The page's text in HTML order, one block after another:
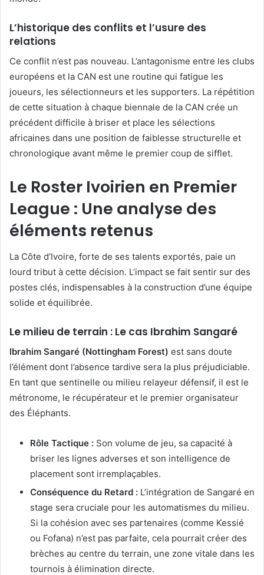
L’historique des conflits et l’usure des
relations
Ce conflit n’est pas nouveau. L’antagonisme entre les clubs
européens et la CAN est une routine qui fatigue les
joueurs, les sélectionneurs et les supporters. La répétition
de cette situation à chaque biennale de la CAN crée un
précédent difficile à briser et place les sélections
africaines dans une position de faiblesse structurelle et
chronologique avant même le premier coup de sifflet.
Le Roster Ivoirien en Premier
League : Une analyse des
éléments retenus
La Côte d’Ivoire, forte de ses talents exportés, paie un
lourd tribut à cette décision. L’impact se fait sentir sur des
postes clés, indispensables à la construction d’une équipe
solide et équilibrée.
Le milieu de terrain : Le cas Ibrahim Sangaré
Ibrahim Sangaré (Nottingham Forest) est sans doute
l’élément dont l’absence tardive sera la plus préjudiciable.
En tant que sentinelle ou milieu relayeur défensif, il est le
métronome, le récupérateur et le premier organisateur
des Éléphants.
Rôle Tactique : Son volume de jeu, sa capacité à
briser les lignes adverses et son intelligence de
placement sont irremplaçables.
Conséquence du Retard : L’intégration de Sangaré en
stage sera cruciale pour les automatismes du milieu.
Si la cohésion avec ses partenaires (comme Kessié
ou Fofana) n’est pas parfaite, cela pourrait créer des
brèches au centre du terrain, une zone vitale dans les
tournois à élimination directe.